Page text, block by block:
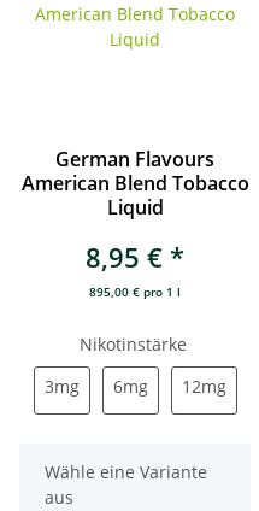
German Flavours
American Blend Tobacco
Liquid
8,95 € *
895,00 € pro 1 l
Nikotinstärke
3mg3mg 6mg6mg 12mg12mg
x
Wähle eine Variante
aus